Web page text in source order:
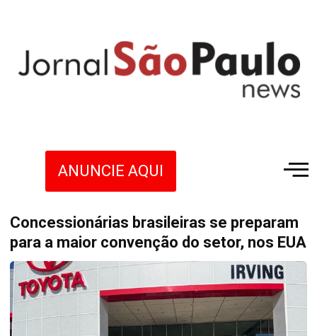
ANUNCIE AQUI
Concessionárias brasileiras se preparam
para a maior convenção do setor, nos EUA